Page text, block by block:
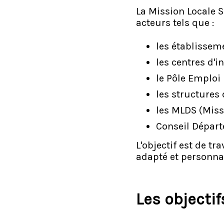
La Mission Locale
acteurs tels que :
les
les centres
le Pôle Emploi
les structures
les MLDS
Conseil
L'objectif est de
adapté et
Les